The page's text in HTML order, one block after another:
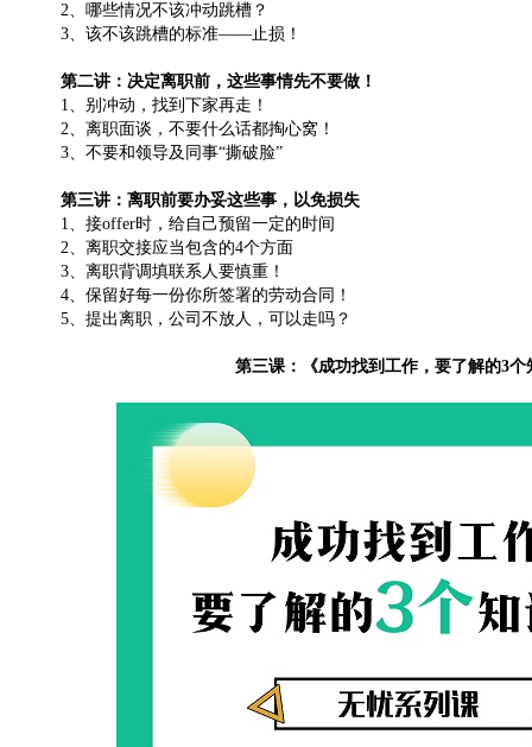
2、哪些情况不该冲动跳槽？
3、该不该跳槽的标准——止损！
第二讲：决定离职前，这些事情先不要做！
1、别冲动，找到下家再走！
2、离职面谈，不要什么话都掏心窝！
3、不要和领导及同事“撕破脸”
第三讲：离职前要办妥这些事，以免损失
1、接offer时，给自己预留一定的时间
2、离职交接应当包含的4个方面
3、离职背调填联系人要慎重！
4、保留好每一份你所签署的劳动合同！
5、提出离职，公司不放人，可以走吗？
第三课：《成功找到工作，要了解的3个